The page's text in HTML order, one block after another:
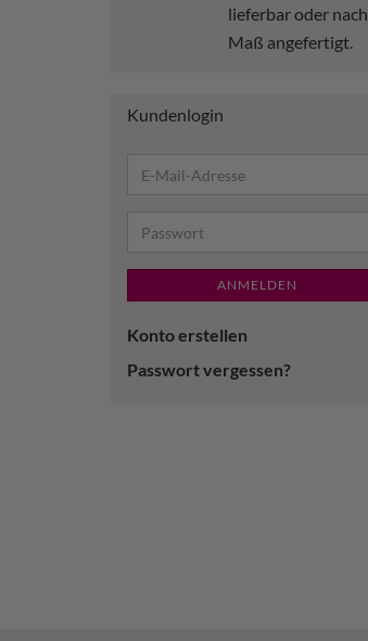
lieferbar oder nach
Maß angefertigt.
Kundenlogin
ANMELDEN
Konto erstellen
Passwort vergessen?